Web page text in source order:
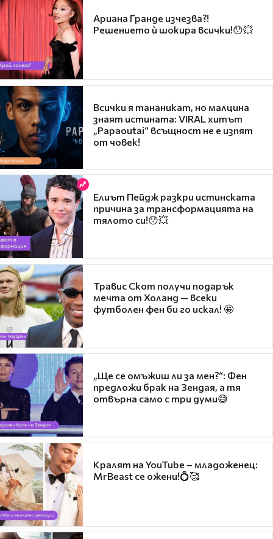
Ариана Гранде изчезва?!
Решението ѝ шокира всички!😯💥
Всички я тананикат, но малцина
знаят истината: VIRAL хитът
„Papaoutai“ всъщност не е изпят
от човек!
Елиът Пейдж разкри истинската
причина за трансформацията на
тялото си!😯💥
Травис Скот получи подарък
мечта от Холанд — всеки
футболен фен би го искал! 🤩
„Ще се омъжиш ли за мен?“: Фен
предложи брак на Зендая, а тя
отвърна само с три думи😅
Кралят на YouTube – младоженец:
MrBeast се ожени!💍🥰